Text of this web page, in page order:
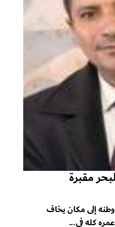
مقبرة
إلى مكان يخاف
كله في...